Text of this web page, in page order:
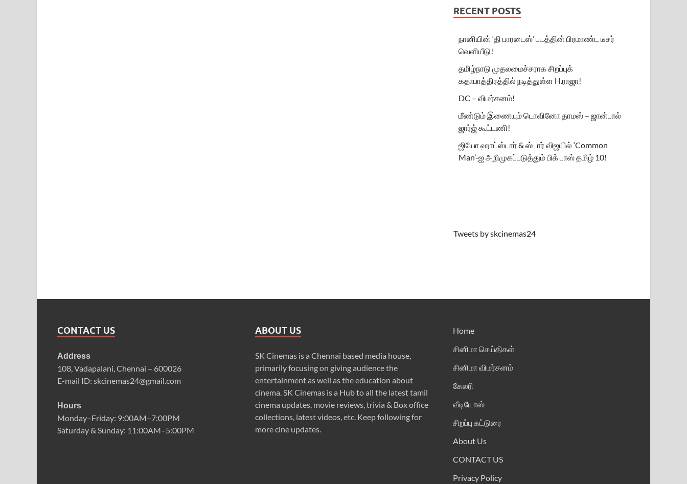
RECENT POSTS
நானியின் ‘தி பாரடைஸ்’ படத்தின் பிரமாண்ட டீசர்
வெளியீடு!
தமிழ்நாடு முதலமைச்சராக சிறப்புக்
கதாபாத்திரத்தில் நடித்துள்ள H.ராஜா!
DC – விமர்சனம்!
மீண்டும் இணையும் டொவினோ தாமஸ் – ஜான்பால்
ஜார்ஜ் கூட்டணி!
ஜியோ ஹாட்ஸ்டார் & ஸ்டார் விஜயில் ‘Common
Man’-ஐ அறிமுகப்படுத்தும் பிக் பாஸ் தமிழ் 10!
Tweets by skcinemas24
CONTACT US
Address
108, Vadapalani, Chennai – 600026
E-mail ID: skcinemas24@gmail.com
Hours
Monday–Friday: 9:00AM–7:00PM
Saturday & Sunday: 11:00AM–5:00PM
ABOUT US
SK Cinemas is a Chennai based media house,
primarily focusing on giving audience the
entertainment as well as the education about
cinema. SK Cinemas is a Hub to all the latest tamil
cinema updates, movie reviews, trivia & Box office
collections, latest videos, etc. Keep following for
more cine updates.
Home
சினிமா செய்திகள்
சினிமா விமர்சனம்
கேலரி
வீடியோஸ்
சிறப்பு கட்டுரை
About Us
CONTACT US
Privacy Policy